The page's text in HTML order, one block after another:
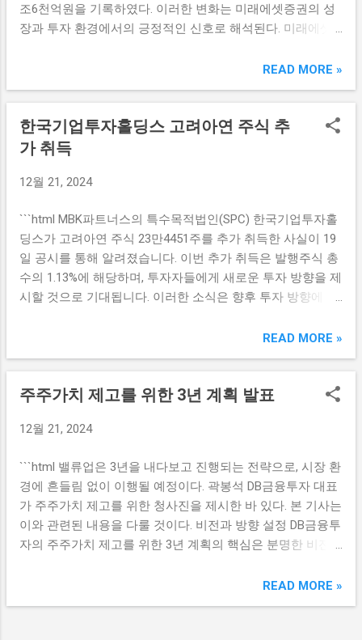
불구하고 메모리 제품에 대한 수요는 상대적으로 약세를 보
였다. 이로 인해 마이크론은 향후 실적에 대한 신뢰가 떨어지
러한 상황에서 마이크론이 앞으로 어떤 전략을 취할지 주목
하라고 언급하고 있다. 시장 기대와의 괴리 마이크론이 발표
한 불확실성이 커졌다. 특히, 현재 메모리 반도체 시장의 공급
과잉 문제와 글로벌 경제의 불황이 맞물리면서, 이로 인해 시
어질 가능성이 크다며, 이러한 분석이 투자자들의 매도 심리
산비 상승이 마이크론의 실적에 악영향을 미칠 것이란 전망
이 우세하다. 이러한 조건 속에서, 마이크론은 투자자들에게
자신들...
조6천억원을 기록하였다. 이러한 변화는 미래에셋증권의 성
장과 투자 환경에서의 긍정적인 신호로 해석된다. 미래에셋
40조원을 돌파한 것은 여러 요인으로 설명될 수 있습니다. 우
심리에 긍정적인 영향을 미쳤습니다. 특히, 팬데믹 이후 등장
한 다양한 혁신 기업들의 주식은 높은 성장 잠재력으로 많은
투자자들의 관심을 끌었습니다. 또한, 미래에셋증권이 제공
보였기 때문에 잔액이 증가한 것으로 보입니다. ETF, 고배당
수 있어 투자자들이 쉽게 선택할 수 있는 환경을 제공했습니
다. 마지막으로, 해외주식에 대한 투자 인식 변화도 중요한 요
인입니다. 많은 투자자들이 단순한 국내 주식 투자 외에도 글
로벌 자산 배분을 중요시하게 되면서, 해외주식 투자에 대한
수요가 크게 증가했습니다. 이러한 요인들이 복합적으로 작
로 분석됩니다. 연금 자산 증가와 미래 전망 현재 미래에셋증
권의 연금 자산도 40조원을 초과했습니다. 이는 지속적인 연
적인 수익을 추구하는 경향과 관련이 있습니다. 특히, 연금 상
많은 사람들이 소득 대체율의 감소로 인해 더 많은 자산을 연
증권의 연금 자산 증가에도 긍정적인 영향을 미쳤습니다. 미
래에셋증권 역시 다양한 연금 상품을 통해 고객의 다양한 니
즈를 충족시키고 있으며, 지속적으로 연금 자산 증가를 위한
전략을 세우고 있습니다...
READ MORE »
한국기업투자홀딩스 고려아연 주식 추
가 취득
12월 21, 2024
```html MBK파트너스의 특수목적법인(SPC) 한국기업투자홀
딩스가 고려아연 주식 23만4451주를 추가 취득한 사실이 19
일 공시를 통해 알려졌습니다. 이번 추가 취득은 발행주식 총
수의 1.13%에 해당하며, 투자자들에게 새로운 투자 방향을 제
시할 것으로 기대됩니다. 이러한 소식은 향후 투자 방향에 대
전략 분석 한국기업투자홀딩스는 최근 고려아연의 주식을 추
가 취득함으로써 회사의 투자 전략을 한층 더 공고히 하였습
니다. 이번 투자는 MBK파트너스가 가지는 투자 원칙 및 시장
분석에 기반한 결정으로 평가받습니다. MBK파트너스는 다양
성장 가능성을 중요시하고 있습니다. 고려아연은 세계적인
의 다양한 이슈를 겪고 있는 상황입니다. 한국기업투자홀딩
스의 추가 투자 결정은 이러한 회사의 시장 위치 및 경제 환경
분석의 결과라 할 수 있습니다. 추가 취득한 주식 수는 상당히
의미 있는 수치로, 23만4451주에 달하며 이는 전체 발행주식
의 1.13%에 해당합니다. 이와 같은 결정은 많은 투자자들에게
보하려는 전략으로 비춰질 수 있습니다. 고려아연 주식 시장
반응 및 전망 고려아연의 주식 추가 취득 발표 직후, 시장에서
READ MORE »
주주가치 제고를 위한 3년 계획 발표
12월 21, 2024
```html 밸류업은 3년을 내다보고 진행되는 전략으로, 시장 환
경에 흔들림 없이 이행될 예정이다. 곽봉석 DB금융투자 대표
가 주주가치 제고를 위한 청사진을 제시한 바 있다. 본 기사는
이와 관련된 내용을 다룰 것이다. 비전과 방향 설정 DB금융투
자의 주주가치 제고를 위한 3년 계획의 핵심은 분명한 비전과
확히 하는 것이 필요하다고 강조했다. 이를 통해, 회사의 비전
READ MORE »